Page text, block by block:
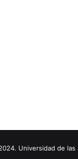
Universidad de las